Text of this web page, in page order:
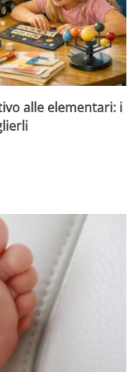
alle elementari: i